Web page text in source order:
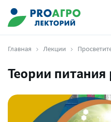
Главная Лекции
Теории питания